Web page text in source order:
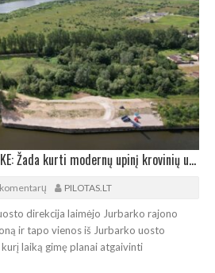
GAIVINS LAIVYBĄ JURBARKE: Žada kurti modernų upinį krovinių uostą
PILOTAS.LT
direkcija laimėjo Jurbarko rajono
ir tapo vienos iš Jurbarko uosto
laiką gimę planai atgaivinti